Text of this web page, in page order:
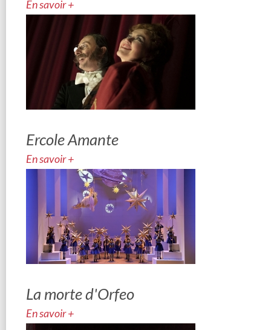
En savoir +
Ercole Amante
En savoir +
La morte d'Orfeo
En savoir +